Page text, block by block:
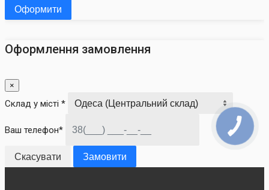
Оформити
Оформлення замовлення
×
Склад у місті *
Ваш телефон*
Скасувати Замовити